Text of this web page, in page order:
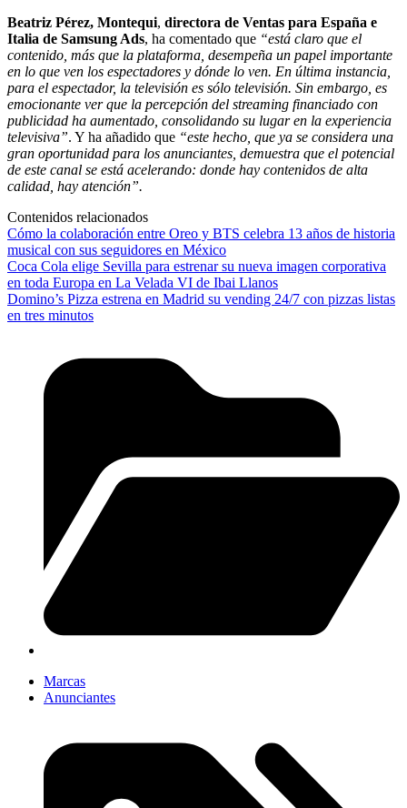
Beatriz Pérez, Montequi, directora de Ventas para España e
Italia de Samsung Ads, ha comentado que “está claro que el
contenido, más que la plataforma, desempeña un papel importante
en lo que ven los espectadores y dónde lo ven. En última instancia,
para el espectador, la televisión es sólo televisión. Sin embargo, es
emocionante ver que la percepción del streaming financiado con
publicidad ha aumentado, consolidando su lugar en la experiencia
televisiva”. Y ha añadido que “este hecho, que ya se considera una
gran oportunidad para los anunciantes, demuestra que el potencial
de este canal se está acelerando: donde hay contenidos de alta
calidad, hay atención”.
Contenidos relacionados
Cómo la colaboración entre Oreo y BTS celebra 13 años de historia
musical con sus seguidores en México
Coca Cola elige Sevilla para estrenar su nueva imagen corporativa
en toda Europa en La Velada VI de Ibai Llanos
Domino’s Pizza estrena en Madrid su vending 24/7 con pizzas listas
en tres minutos
Marcas
Anunciantes